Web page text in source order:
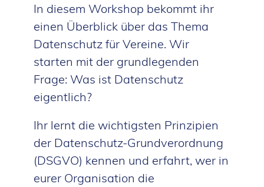
In diesem Workshop bekommt ihr
einen Überblick über das Thema
Datenschutz für Vereine. Wir
starten mit der grundlegenden
Frage: Was ist Datenschutz
eigentlich?
Ihr lernt die wichtigsten Prinzipien
der Datenschutz-Grundverordnung
(DSGVO) kennen und erfahrt, wer in
eurer Organisation die